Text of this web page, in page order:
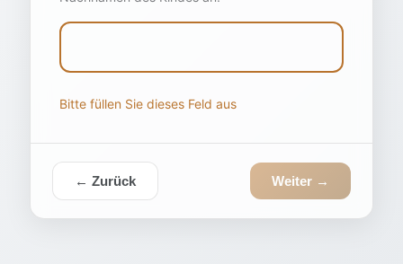
Bitte füllen Sie dieses Feld aus
← Zurück Weiter →